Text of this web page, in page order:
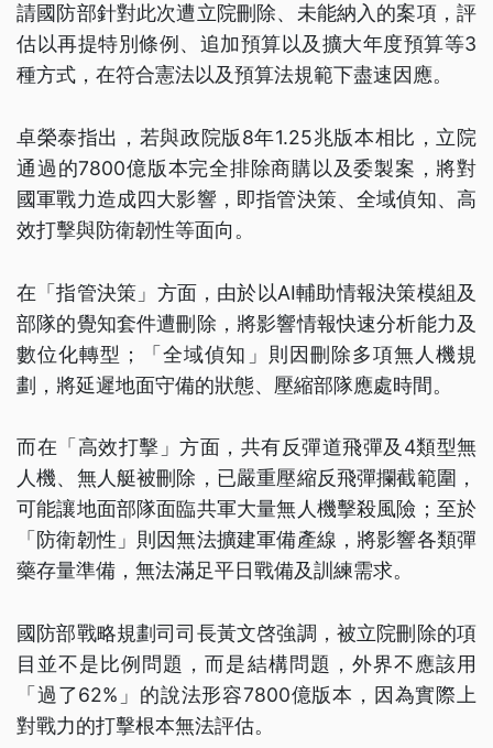
請國防部針對此次遭立院刪除、未能納入的案項，評
估以再提特別條例、追加預算以及擴大年度預算等3
種方式，在符合憲法以及預算法規範下盡速因應。
卓榮泰指出，若與政院版8年1.25兆版本相比，立院
通過的7800億版本完全排除商購以及委製案，將對
國軍戰力造成四大影響，即指管決策、全域偵知、高
效打擊與防衛韌性等面向。
在「指管決策」方面，由於以AI輔助情報決策模組及
部隊的覺知套件遭刪除，將影響情報快速分析能力及
數位化轉型；「全域偵知」則因刪除多項無人機規
劃，將延遲地面守備的狀態、壓縮部隊應處時間。
而在「高效打擊」方面，共有反彈道飛彈及4類型無
人機、無人艇被刪除，已嚴重壓縮反飛彈攔截範圍，
可能讓地面部隊面臨共軍大量無人機擊殺風險；至於
「防衛韌性」則因無法擴建軍備產線，將影響各類彈
藥存量準備，無法滿足平日戰備及訓練需求。
國防部戰略規劃司司長黃文啓強調，被立院刪除的項
目並不是比例問題，而是結構問題，外界不應該用
「過了62%」的說法形容7800億版本，因為實際上
對戰力的打擊根本無法評估。